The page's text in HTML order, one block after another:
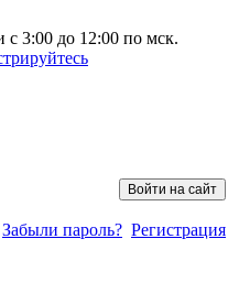
с 3:00 до 12:00 по мск.
Забыли пароль? Регистрация